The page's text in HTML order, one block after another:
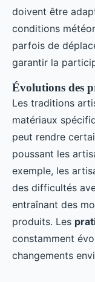
doivent être
conditions
parfois de
garantir la
Évolutions des
Les traditions
matériaux
peut rendre
poussant les
exemple, les
des difficultés
entraînant des
produits. Les
constamment
changements